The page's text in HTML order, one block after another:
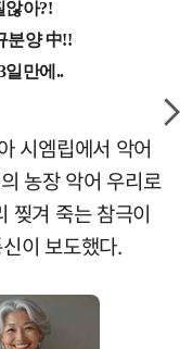
시엠립에서 악어
농장 악어 우리로
찢겨 죽는 참극이
이 보도했다.